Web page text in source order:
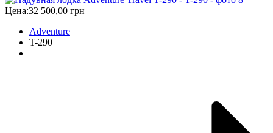
Цена:32 500,00 грн
Adventure
T-290